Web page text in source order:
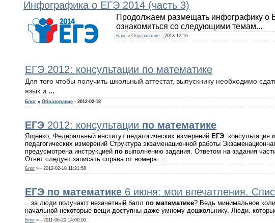
Инфографика о ЕГЭ 2014 (часть 3)
Продолжаем размещать инфографику о
ознакомиться со следующими темам...
Блог » Образование - 2013-12-16
ЕГЭ 2012: консультации по математике
Для того чтобы получить школьный аттестат, выпускнику необходимо
язык и ...
Блог » Образование - 2012-02-18
ЕГЭ 2012: консультации по математике
Ященко, Федеральный институт педагогических измерений ЕГЭ: консультация
педагогических измерений Структура экзаменационной работы
предусмотрена инструкцией по выполнению задания. Ответом на задания
Ответ следует записать справа от номера ...
Блог » - 2012-02-18 11:21:58
ЕГЭ по математике 6 июня: мои впечатления.
...за люди получают незачетный балл по математике? Ведь минимальное
начальной некоторые вещи доступны даже умному дошкольнику. Люди.
Блог » - 2011-06-20 14:00:00